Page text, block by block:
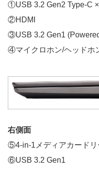
①USB 3.2 Gen2 Type-C
②HDMI
③USB 3.2 Gen1
④マイクロホン/ヘッドホ
右側面
⑤4-in-1メディアカードリ
⑥USB 3.2 Gen1